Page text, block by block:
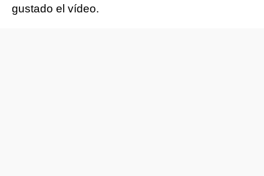
gustado el vídeo.